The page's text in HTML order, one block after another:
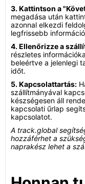
3. Kattintson a
megadása után
azonnal elkezdi
legfrissebb
4. Ellenőrizze a
részletes
beleértve a jelenlegi
időt.
5. Kapcsolattartás:
szállítmányával
készségesen áll
kapcsolati űrlap
kapcsolatot.
A track.global
hozzáférhet a
naprakész lehet a